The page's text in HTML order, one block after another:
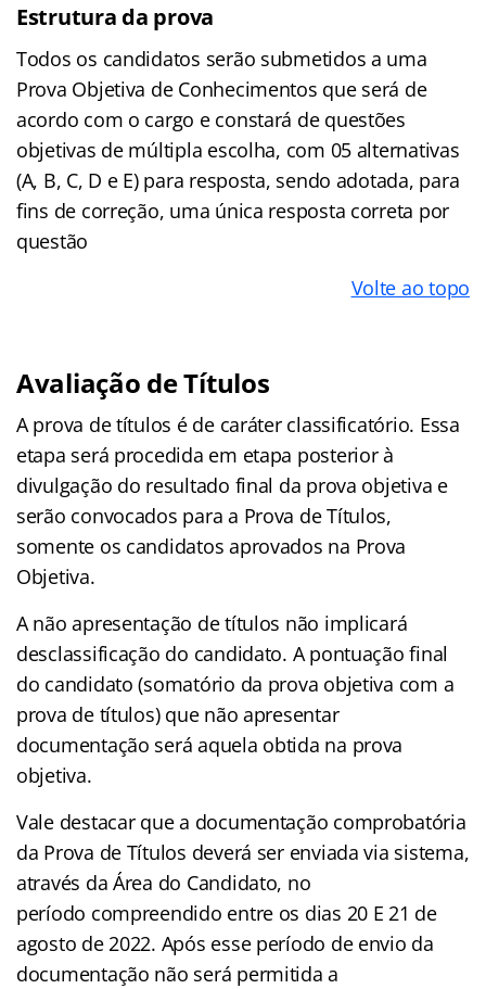
Estrutura da prova
Todos os candidatos serão submetidos a uma
Prova Objetiva de Conhecimentos que será de
acordo com o cargo e constará de questões
objetivas de múltipla escolha, com 05 alternativas
(A, B, C, D e E) para resposta, sendo adotada, para
fins de correção, uma única resposta correta por
questão
Volte ao topo
Avaliação de Títulos
A prova de títulos é de caráter classificatório. Essa
etapa será procedida em etapa posterior à
divulgação do resultado final da prova objetiva e
serão convocados para a Prova de Títulos,
somente os candidatos aprovados na Prova
Objetiva.
A não apresentação de títulos não implicará
desclassificação do candidato. A pontuação final
do candidato (somatório da prova objetiva com a
prova de títulos) que não apresentar
documentação será aquela obtida na prova
objetiva.
Vale destacar que a documentação comprobatória
da Prova de Títulos deverá ser enviada via sistema,
através da Área do Candidato, no
período compreendido entre os dias 20 E 21 de
agosto de 2022. Após esse período de envio da
documentação não será permitida a